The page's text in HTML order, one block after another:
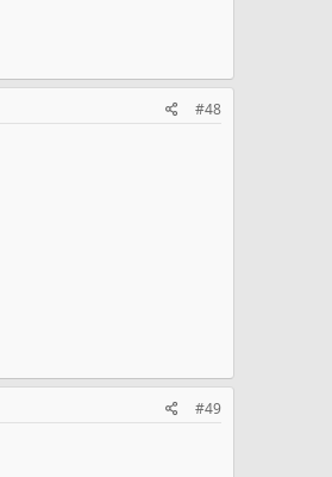
#48
#49